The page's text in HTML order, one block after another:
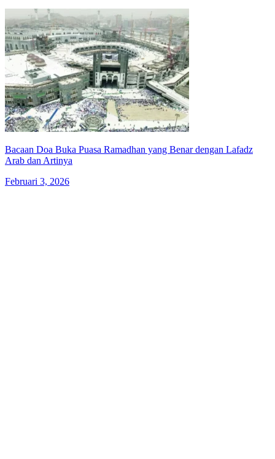
Bacaan Doa Buka Puasa Ramadhan yang Benar dengan Lafadz
Arab dan Artinya
Februari 3, 2026